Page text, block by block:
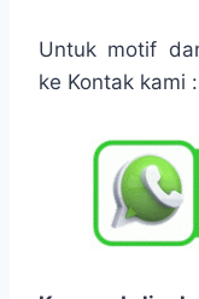
Untuk motif
ke Kontak kami :